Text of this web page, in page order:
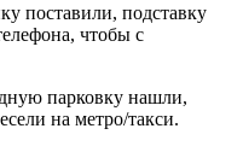
поставили, подставку
чтобы с
парковку нашли,
на метро/такси.